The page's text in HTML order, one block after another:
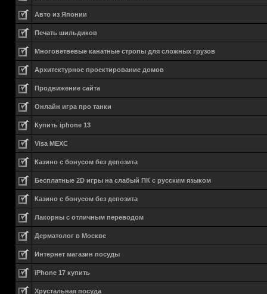
Авто из Японии
Печать шильдиков
Многоветвевые канатные стропы для сложных грузов
Aрхитектурное проектирование домов
Продвижение сайта
Онлайн игра про танки
Купить iphone 13
Visa MEXC
Казино с бонусом без депозита
Бесплатные 2D игры на слабый ПК с русским языком
Казино с бонусом без депозита
Лакорны с отличным переводом
Дерматолог в Москве
Интернет магазин посуды
iPhone 17 купить
Хрустальная посуда